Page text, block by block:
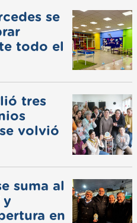
se
todo el
tres
volvió
suma al
y
en